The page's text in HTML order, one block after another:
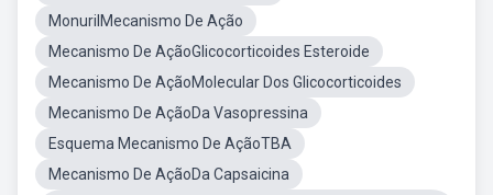
MonurilMecanismo De Ação
Mecanismo De AçãoGlicocorticoides Esteroide
Mecanismo De AçãoMolecular Dos Glicocorticoides
Mecanismo De AçãoDa Vasopressina
Esquema Mecanismo De AçãoTBA
Mecanismo De AçãoDa Capsaicina